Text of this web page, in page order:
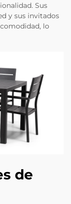
Sus
y sus invitados
lo
de